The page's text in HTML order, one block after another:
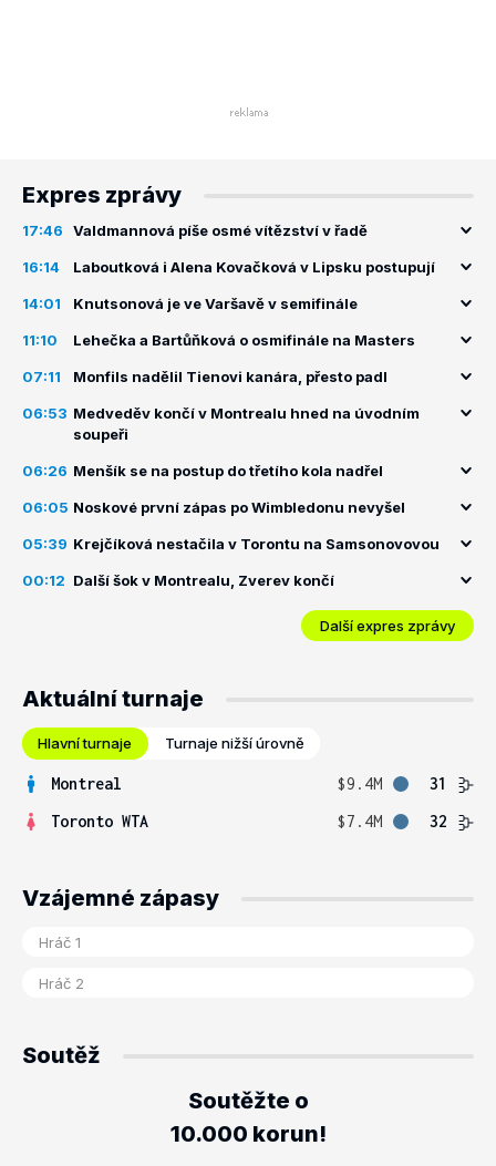
Expres zprávy
17:46 Valdmannová píše osmé vítězství v řadě
16:14 Laboutková i Alena Kovačková v Lipsku postupují
14:01 Knutsonová je ve Varšavě v semifinále
11:10 Lehečka a Bartůňková o osmifinále na Masters
07:11 Monfils nadělil Tienovi kanára, přesto padl
06:53 Medveděv končí v Montrealu hned na úvodním
soupeři
06:26 Menšík se na postup do třetího kola nadřel
06:05 Noskové první zápas po Wimbledonu nevyšel
05:39 Krejčíková nestačila v Torontu na Samsonovovou
00:12 Další šok v Montrealu, Zverev končí
Další expres zprávy
Aktuální turnaje
Hlavní turnaje Turnaje nižší úrovně
Montreal $9.4M
31
Toronto WTA
$7.4M 32
Vzájemné zápasy
Soutěž
Soutěžte o
10.000 korun!